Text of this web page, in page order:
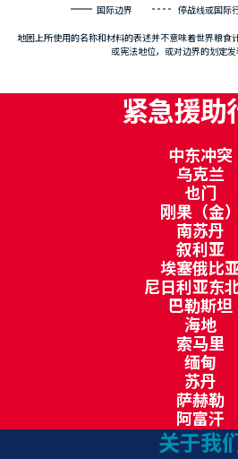
国际边界 停战线或国际
地图上所使用的名称和材料的表述并不意味着世界粮食
或宪法地位，或对边界的划定发
紧急援助
中东冲突
乌克兰
也门
刚果（金）
南苏丹
叙利亚
埃塞俄比
尼日利亚东
巴勒斯坦
海地
索马里
缅甸
苏丹
萨赫勒
阿富汗
关于我